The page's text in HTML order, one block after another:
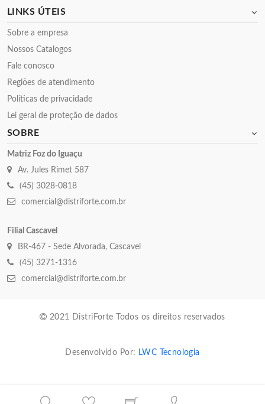
LINKS ÚTEIS
Sobre a empresa
Nossos Catalogos
Fale conosco
Regiões de atendimento
Políticas de privacidade
Lei geral de proteção de dados
SOBRE
Matriz Foz do Iguaçu
Av. Jules Rimet 587
(45) 3028-0818
comercial@distriforte.com.br
Filial Cascavel
BR-467 - Sede Alvorada, Cascavel
(45) 3271-1316
comercial@distriforte.com.br
2021 DistriForte Todos os direitos reservados
Desenvolvido Por: LWC Tecnologia